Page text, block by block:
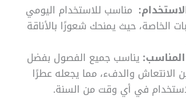
مناسب للاستخدام اليومي
الخاصة، حيث يمنحك شعورًا بالأناقة
يناسب جميع الفصول بفضل
الانتعاش والدفء، مما يجعله عطرًا
في أي وقت من السنة.